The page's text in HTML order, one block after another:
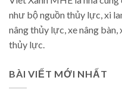
như bộ nguồn thủy lực, xi
nâng thủy lực, xe nâng bàn,
thủy lực.
BÀI VIẾT MỚI NHẤT